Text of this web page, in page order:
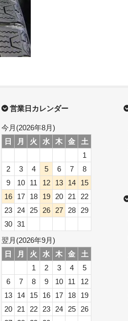
営業日カレンダー
今月(2026年8月)
日
月 火 水 木 金
土
1
2
3 4 5 6 7
8
9
10 11 12 13 14
15
16
17 18 19 20 21
22
23
24 25 26 27 28
29
30
31
翌月(2026年9月)
日
月 火 水 木 金
土
1
2 3 4
5
6
7 8 9 10 11
12
13
14 15 16 17 18
19
20
21 22 23 24 25
26